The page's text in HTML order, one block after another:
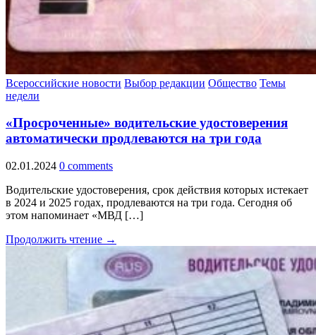
Всероссийские новости Выбор редакции Общество Темы
недели
«Просроченные» водительские удостоверения
автоматически продлеваются на три года
02.01.2024 0 comments
Водительские удостоверения, срок действия которых истекает
в 2024 и 2025 годах, продлеваются на три года. Сегодня об
этом напоминает «МВД […]
Продолжить чтение →